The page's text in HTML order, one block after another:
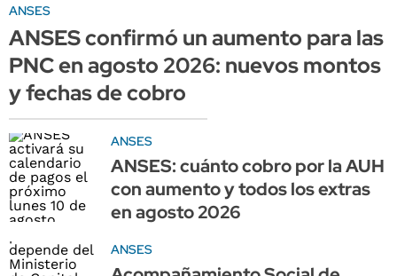
ANSES
ANSES confirmó un aumento para las
PNC en agosto 2026: nuevos montos
y fechas de cobro
ANSES
ANSES: cuánto cobro por la AUH
con aumento y todos los extras
en agosto 2026
ANSES